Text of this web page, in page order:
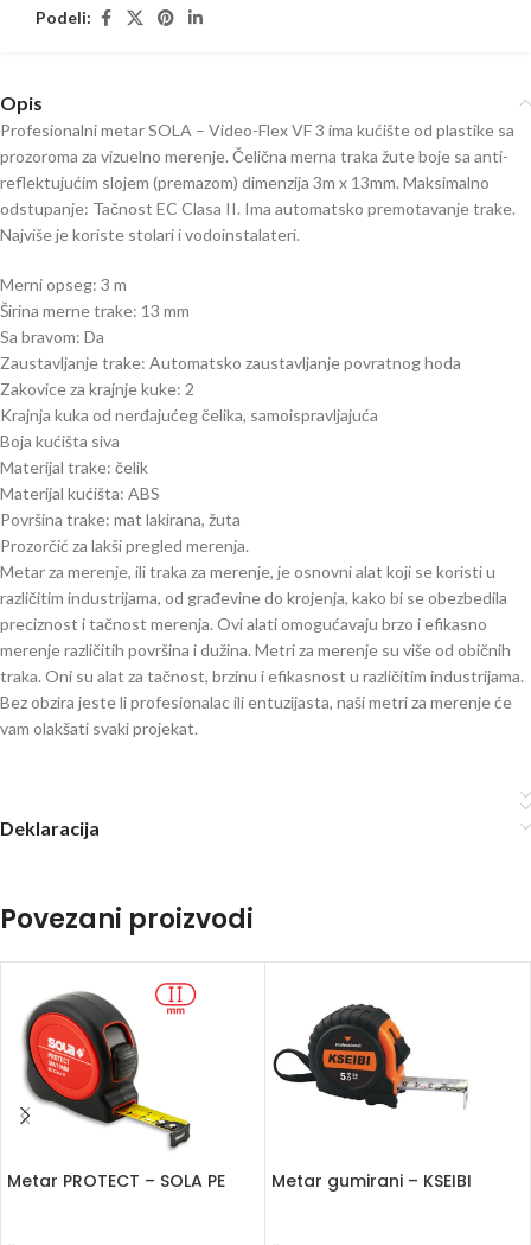
Podeli:
Opis
Profesionalni metar SOLA – Video-Flex VF 3 ima kućište od plastike sa
prozoroma za vizuelno merenje. Čelična merna traka žute boje sa anti-
reflektujućim slojem (premazom) dimenzija 3m x 13mm. Maksimalno
odstupanje: Tačnost EC Clasa II. Ima automatsko premotavanje trake.
Najviše je koriste stolari i vodoinstalateri.
Merni opseg: 3 m
Širina merne trake: 13 mm
Sa bravom: Da
Zaustavljanje trake: Automatsko zaustavljanje povratnog hoda
Zakovice za krajnje kuke: 2
Krajnja kuka od nerđajućeg čelika, samoispravljajuća
Boja kućišta siva
Materijal trake: čelik
Materijal kućišta: ABS
Površina trake: mat lakirana, žuta
Prozorčić za lakši pregled merenja.
Metar za merenje, ili traka za merenje, je osnovni alat koji se koristi u
različitim industrijama, od građevine do krojenja, kako bi se obezbedila
preciznost i tačnost merenja. Ovi alati omogućavaju brzo i efikasno
merenje različitih površina i dužina. Metri za merenje su više od običnih
traka. Oni su alat za tačnost, brzinu i efikasnost u različitim industrijama.
Bez obzira jeste li profesionalac ili entuzijasta, naši metri za merenje će
vam olakšati svaki projekat.
Deklaracija
Povezani proizvodi
Metar PROTECT – SOLA PE Metar gumirani – KSEIBI